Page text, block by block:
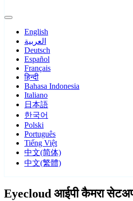
English
العربية
Deutsch
Español
Français
हिन्दी
Bahasa Indonesia
Italiano
日本語
한국어
Polski
Português
Tiếng Việt
中文(简体)
中文(繁體)
Eyecloud आईपी कैमरा